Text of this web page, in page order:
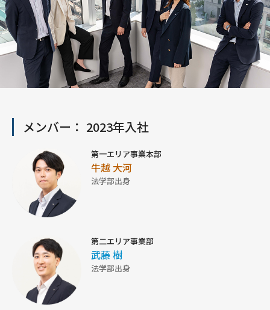
メンバー： 2023年入社
第一エリア事業本部
牛越 大河
法学部出身
第二エリア事業部
武藤 樹
法学部出身